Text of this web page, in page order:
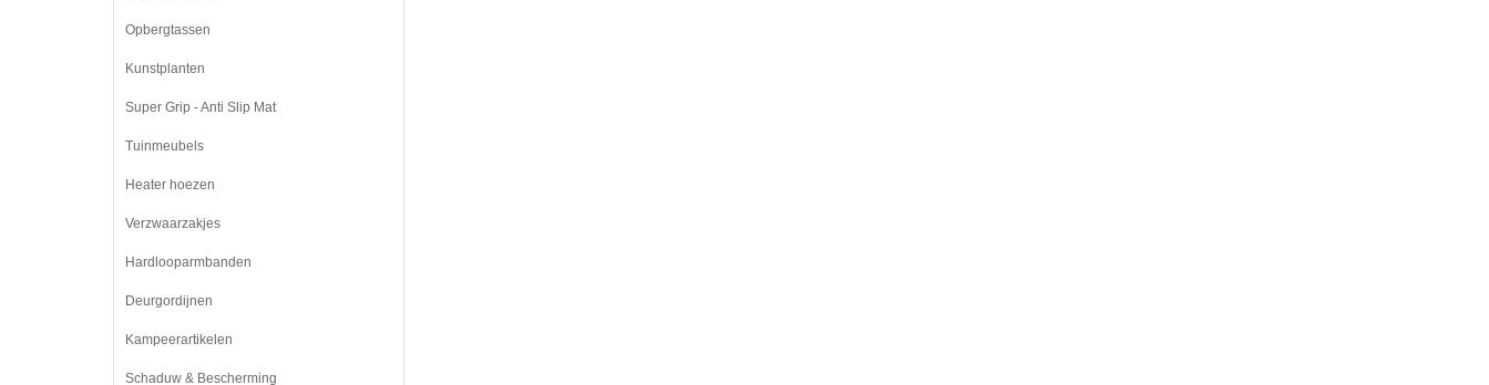
Opbergtassen
Kunstplanten
Super Grip - Anti Slip Mat
Tuinmeubels
Heater hoezen
Verzwaarzakjes
Hardlooparmbanden
Deurgordijnen
Kampeerartikelen
Schaduw & Bescherming